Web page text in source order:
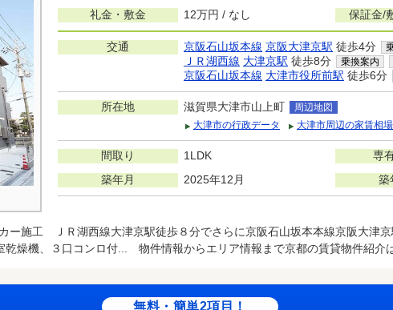
礼金・敷金
12万円 / なし 保証金/
交通 京阪石山坂本線 京阪大津京駅 徒歩4分
ＪＲ湖西線 大津京駅 徒歩8分 乗換案内
京阪石山坂本線 大津市役所前駅 徒歩6分
所在地 滋賀県大津市山上町
周辺地図
大津市の行政データ
大津市周辺の家賃相場
間取り 1LDK 専
築年月 2025年12月 築
ー施工 ＪＲ湖西線大津京駅徒歩８分でさらに京阪石山坂本本線京阪大津
乾燥機、３口コンロ付... 物件情報からエリア情報まで京都の賃貸物件紹介
無料・簡単2項目！